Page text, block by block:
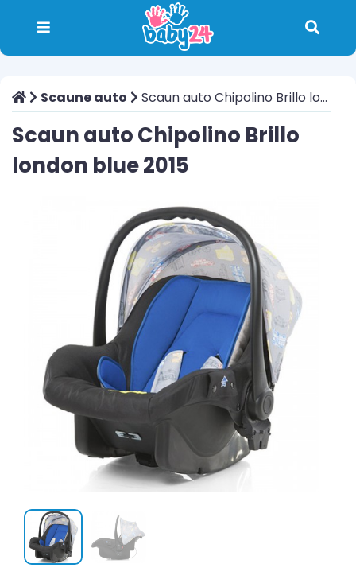
Scaune auto Scaun auto Chipolino Brillo london blue 2015
Scaun auto Chipolino Brillo
london blue 2015